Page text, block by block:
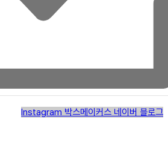
Instagram 박스메이커스 네이버 블로그